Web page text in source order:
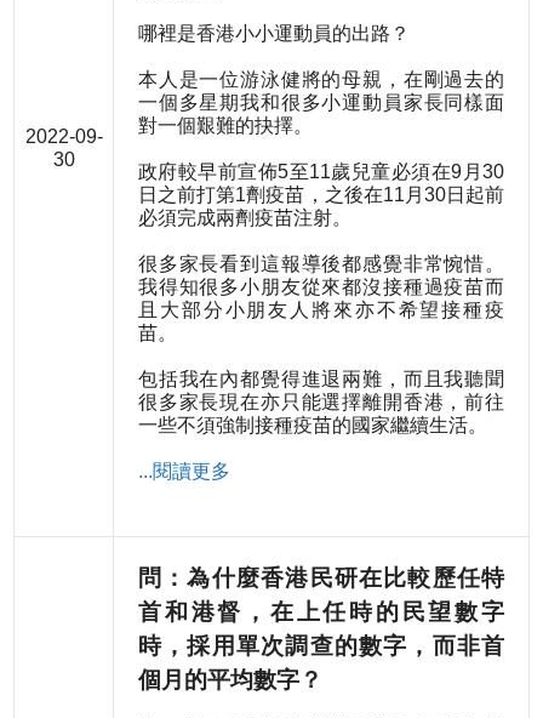
2022-09-
30
哪裡是香港小小運動員的出路？
本人是一位游泳健將的母親，在剛過去的
一個多星期我和很多小運動員家長同樣面
對一個艱難的抉擇。
政府較早前宣佈5至11歲兒童必須在9月30
日之前打第1劑疫苗，之後在11月30日起前
必須完成兩劑疫苗注射。
很多家長看到這報導後都感覺非常惋惜。
我得知很多小朋友從來都沒接種過疫苗而
且大部分小朋友人將來亦不希望接種疫
苗。
包括我在內都覺得進退兩難，而且我聽聞
很多家長現在亦只能選擇離開香港，前往
一些不須強制接種疫苗的國家繼續生活。
...閱讀更多
問：為什麼香港民研在比較歷任特
首和港督，在上任時的民望數字
時，採用單次調查的數字，而非首
個月的平均數字？